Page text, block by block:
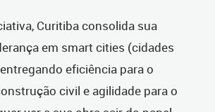
Curitiba consolida sua
em smart cities (cidades
eficiência para o
civil e agilidade para o